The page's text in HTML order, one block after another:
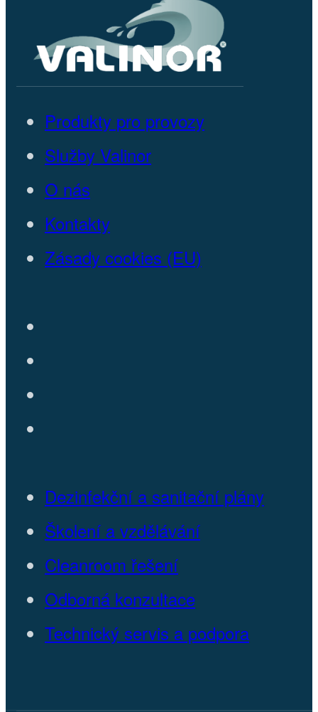
Produkty pro provozy
Služby Valinor
O nás
Kontakty
Zásady cookies (EU)
Dezinfekční a sanitační plány
Školení a vzdělávání
Cleanroom řešení
Odborná konzultace
Technický servis a podpora